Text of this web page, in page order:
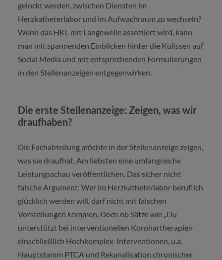
gelockt werden, zwischen Diensten im
Herzkatheterlabor und im Aufwachraum zu wechseln?
Wenn das HKL mit Langeweile assoziiert wird, kann
man mit spannenden Einblicken hinter die Kulissen auf
Social Media und mit entsprechenden Formulierungen
in den Stellenanzeigen entgegenwirken.
Die erste Stellenanzeige: Zeigen, was wir
draufhaben?
Die Fachabteilung möchte in der Stellenanzeige zeigen,
was sie draufhat. Am liebsten eine umfangreiche
Leistungsschau veröffentlichen. Das sicher nicht
falsche Argument: Wer im Herzkatheterlabor beruflich
glücklich werden will, darf nicht mit falschen
Vorstellungen kommen. Doch ob Sätze wie „Du
unterstützt bei interventionellen Koronartherapien
einschließlich Hochkomplex-Interventionen, u.a.
Hauptstamm PTCA und Rekanalisation chronischer